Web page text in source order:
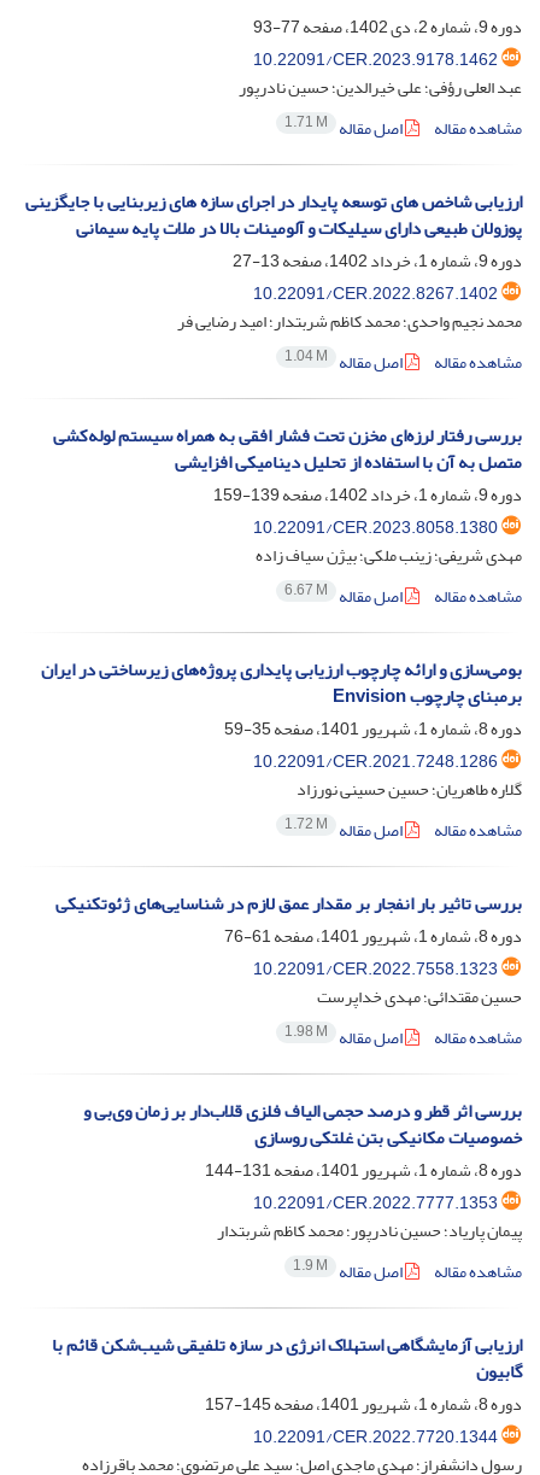
دوره 9، شماره 2، دی 1402، صفحه
77-93
10.22091/CER.2023.9178.1462
عبد العلی رؤفی؛ علی خیرالدین؛ حسین نادرپور
مشاهده مقاله
اصل مقاله 1.71 M
ارزیابی شاخص های توسعه پایدار در اجرای سازه های زیربنایی با جایگزینی
پوزولان طبیعی دارای سیلیکات و آلومینات بالا در ملات پایه سیمانی
دوره 9، شماره 1، خرداد 1402، صفحه
13-27
10.22091/CER.2022.8267.1402
محمد نجیم واحدی؛ محمد کاظم شربتدار؛ امید رضایی فر
مشاهده مقاله
اصل مقاله 1.04 M
بررسی رفتار لرزه‌ای مخزن تحت فشار افقی به‌ همراه سیستم لوله‌کشی
متصل به آن با استفاده از تحلیل دینامیکی افزایشی
دوره 9، شماره 1، خرداد 1402، صفحه
139-159
10.22091/CER.2023.8058.1380
مهدی شریفی؛ زینب ملکی؛ بیژن سیاف زاده
مشاهده مقاله
اصل مقاله 6.67 M
بومی‌سازی و ارائه چارچوب ارزیابی پایداری پروژه‌های زیرساختی در ایران
برمبنای چارچوب Envision
دوره 8، شماره 1، شهریور 1401، صفحه
35-59
10.22091/CER.2021.7248.1286
گلاره طاهریان؛ حسین حسینی نورزاد
مشاهده مقاله
اصل مقاله 1.72 M
بررسی تاثیر بار انفجار بر مقدار عمق لازم در شناسایی‌های ژئوتکنیکی
دوره 8، شماره 1، شهریور 1401، صفحه
61-76
10.22091/CER.2022.7558.1323
حسین مقتدائی؛ مهدی خداپرست
مشاهده مقاله
اصل مقاله 1.98 M
بررسی اثر قطر و درصد حجمی الیاف فلزی قلاب‌دار بر زمان وی‌بی و
خصوصیات مکانیکی بتن غلتکی روسازی
دوره 8، شماره 1، شهریور 1401، صفحه
131-144
10.22091/CER.2022.7777.1353
پیمان پاریاد؛ حسین نادرپور؛ محمد کاظم شربتدار
مشاهده مقاله
اصل مقاله 1.9 M
ارزیابی آزمایشگاهی استهلاک انرژی در سازه تلفیقی شیب‌شکن قائم با
گابیون
دوره 8، شماره 1، شهریور 1401، صفحه
145-157
10.22091/CER.2022.7720.1344
رسول دانشفراز؛ مهدی ماجدی اصل؛ سید علی مرتضوی؛ محمد باقرزاده